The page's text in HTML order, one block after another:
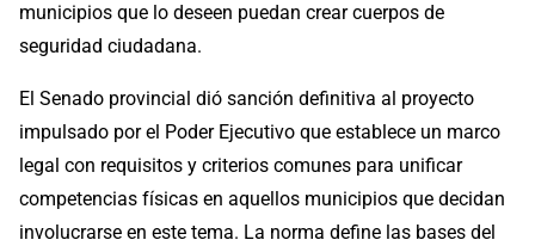
municipios que lo deseen puedan crear cuerpos de
seguridad ciudadana.
El Senado provincial dió sanción definitiva al proyecto
impulsado por el Poder Ejecutivo que establece un marco
legal con requisitos y criterios comunes para unificar
competencias físicas en aquellos municipios que decidan
involucrarse en este tema. La norma define las bases del